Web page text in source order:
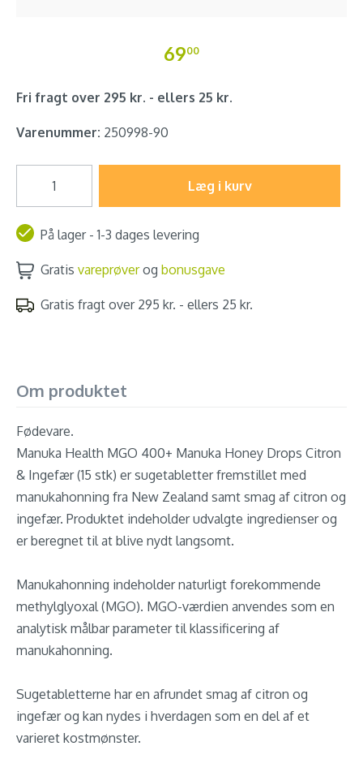
6900
Fri fragt over 295 kr. - ellers 25 kr.
Varenummer: 250998-90
Læg i kurv
På lager - 1-3 dages levering
Gratis vareprøverog bonusgave
Gratis fragt over 295 kr. - ellers 25 kr.
Om produktet
Fødevare.
Manuka Health MGO 400+ Manuka Honey Drops Citron
& Ingefær (15 stk) er sugetabletter fremstillet med
manukahonning fra New Zealand samt smag af citron og
ingefær. Produktet indeholder udvalgte ingredienser og
er beregnet til at blive nydt langsomt.
Manukahonning indeholder naturligt forekommende
methylglyoxal (MGO). MGO-værdien anvendes som en
analytisk målbar parameter til klassificering af
manukahonning.
Sugetabletterne har en afrundet smag af citron og
ingefær og kan nydes i hverdagen som en del af et
varieret kostmønster.